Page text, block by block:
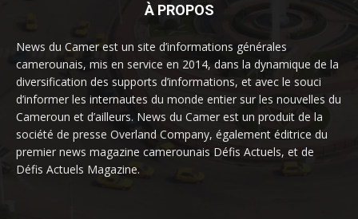
À PROPOS
News du Camer est un site d’informations générales
camerounais, mis en service en 2014, dans la dynamique de la
diversification des supports d’informations, et avec le souci
d’informer les internautes du monde entier sur les nouvelles du
Cameroun et d’ailleurs. News du Camer est un produit de la
société de presse Overland Company, également éditrice du
premier news magazine camerounais Défis Actuels, et de
Défis Actuels Magazine.